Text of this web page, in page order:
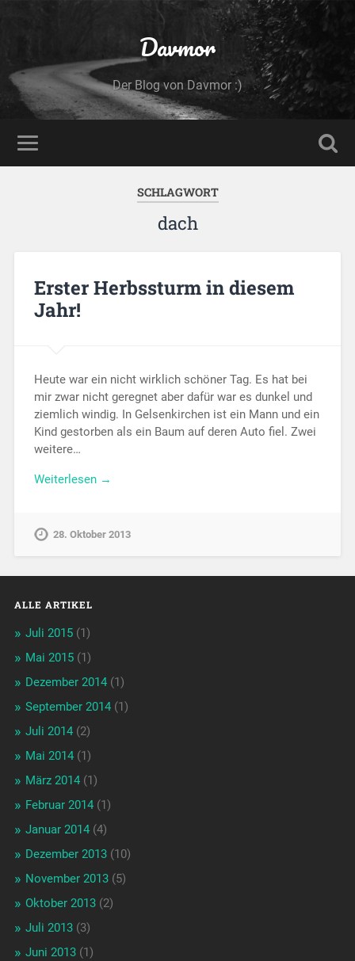
Davmor
Der Blog von Davmor :)
SCHLAGWORT
dach
Erster Herbssturm in diesem
Jahr!
Heute war ein nicht wirklich schöner Tag. Es hat bei
mir zwar nicht geregnet aber dafür war es dunkel und
ziemlich windig. In Gelsenkirchen ist ein Mann und ein
Kind gestorben als ein Baum auf deren Auto fiel. Zwei
weitere…
Weiterlesen →
28. Oktober 2013
ALLE ARTIKEL
Juli 2015(1)
Mai 2015(1)
Dezember 2014(1)
September 2014(1)
Juli 2014(2)
Mai 2014(1)
März 2014(1)
Februar 2014(1)
Januar 2014(4)
Dezember 2013(10)
November 2013(5)
Oktober 2013(2)
Juli 2013(3)
Juni 2013(1)